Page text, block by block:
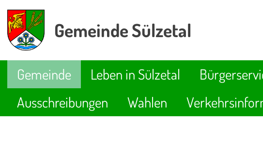
Gemeinde Sülzetal
Gemeinde Leben in Sülzetal
Ausschreibungen
Wahlen